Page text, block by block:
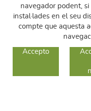
navegador podent,
instal·lades en el seu
compte que aquesta
Accepto